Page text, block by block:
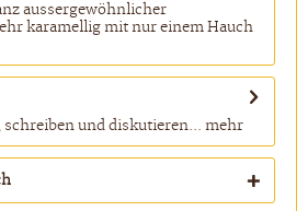
aussergewöhnlicher
karamellig mit nur einem Hauch
schreiben und diskutieren... mehr